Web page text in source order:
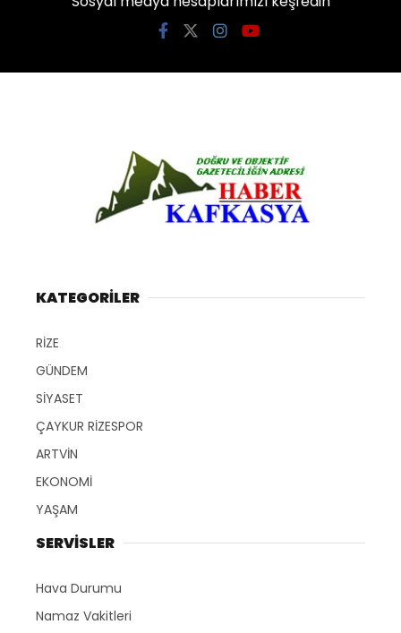
KATEGORİLER
RİZE
GÜNDEM
SİYASET
ÇAYKUR RİZESPOR
ARTVİN
EKONOMİ
YAŞAM
SERVİSLER
Hava Durumu
Namaz Vakitleri